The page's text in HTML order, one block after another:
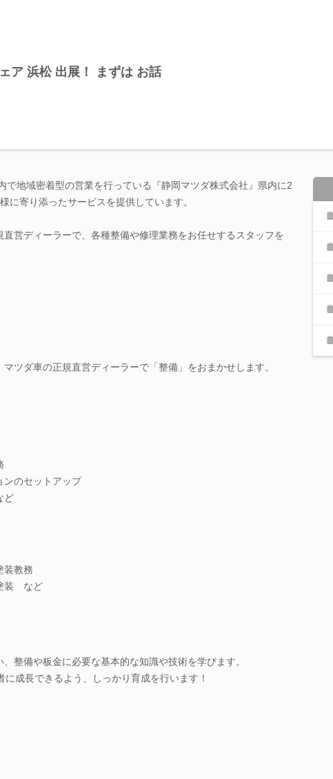
ア 浜松 出展！ まずは お話
で地域密着型の営業を行っている『静岡マツダ株式会社』県内に2
に寄り添ったサービスを提供しています。
営ディーラーで、各種整備や修理業務をお任せするスタッフを
マツダ車の正規直営ディーラーで「整備」をおまかせします。
ンのセットアップ
ど
装教務
装 など
整備や板金に必要な基本的な知識や技術を学びます。
成長できるよう、しっかり育成を行います！